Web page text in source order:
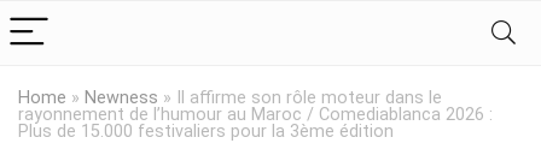
Home » Newness »
Il affirme son rôle moteur dans le
rayonnement de l’humour au Maroc / Comediablanca 2026 :
Plus de 15.000 festivaliers pour la 3ème édition